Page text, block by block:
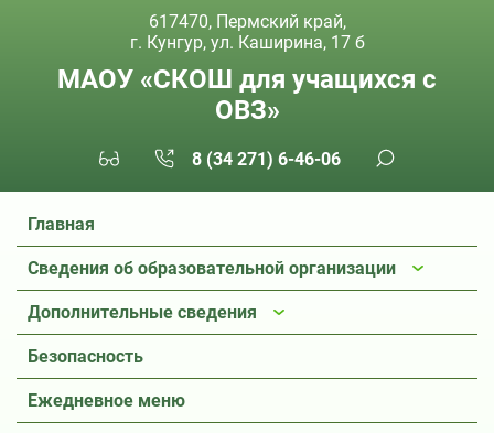
617470, Пермский край,
г. Кунгур, ул. Каширина, 17 б
МАОУ «СКОШ для учащихся с
ОВЗ»
8 (34 271) 6-46-06
Главная
Сведения об образовательной организации
Дополнительные сведения
Безопасность
Ежедневное меню